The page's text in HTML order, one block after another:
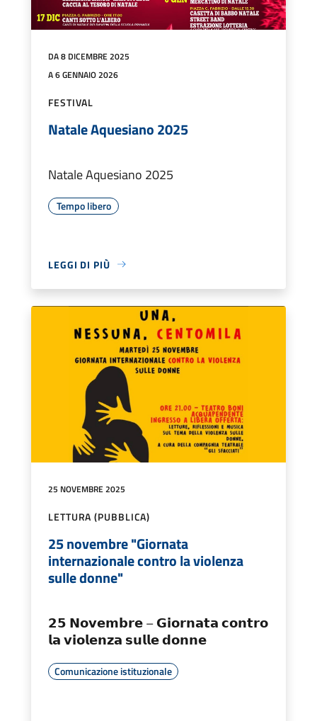
DA 8 DICEMBRE 2025
A 6 GENNAIO 2026
FESTIVAL
Natale Aquesiano 2025
Natale Aquesiano 2025
Tempo libero
LEGGI DI PIÙ
25 NOVEMBRE 2025
LETTURA (PUBBLICA)
25 novembre "Giornata
internazionale contro la violenza
sulle donne"
𝟮𝟱 𝗡𝗼𝘃𝗲𝗺𝗯𝗿𝗲 – 𝗚𝗶𝗼𝗿𝗻𝗮𝘁𝗮 𝗰𝗼𝗻𝘁𝗿𝗼
𝗹𝗮 𝘃𝗶𝗼𝗹𝗲𝗻𝘇𝗮 𝘀𝘂𝗹𝗹𝗲 𝗱𝗼𝗻𝗻𝗲
Comunicazione istituzionale